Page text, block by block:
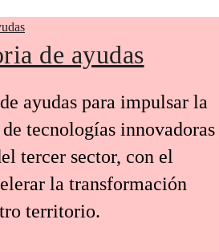
de ayudas
ayudas para impulsar la
tecnologías innovadoras
tercer sector, con el
la transformación
territorio.